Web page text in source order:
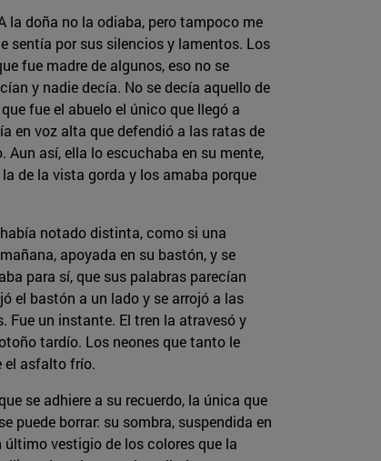
la doña no la odiaba, pero tampoco me
sentía por sus silencios y lamentos. Los
fue madre de algunos, eso no se
y nadie decía. No se decía aquello de
fue el abuelo el único que llegó a
en voz alta que defendió a las ratas de
Aun así, ella lo escuchaba en su mente,
de la vista gorda y los amaba porque
notado distinta, como si una
apoyada en su bastón, y se
para sí, que sus palabras parecían
el bastón a un lado y se arrojó a las
Fue un instante. El tren la atravesó y
tardío. Los neones que tanto le
el asfalto frío.
se adhiere a su recuerdo, la única que
puede borrar: su sombra, suspendida en
vestigio de los colores que la